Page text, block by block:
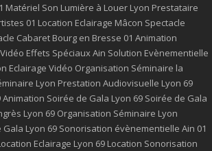
Matériel Son Lumière à Louer Lyon Prestataire
01 Location Eclairage Mâcon Spectacle
Cabaret Bourg en Bresse 01 Animation
Effets Spéciaux Ain Solution Evènementielle
Eclairage Vidéo Organisation Séminaire la
Lyon Prestation Audiovisuelle Lyon 69
Animation Soirée de Gala Lyon 69 Soirée de Gala
Lyon 69 Organisation Séminaire Lyon
Lyon 69 Sonorisation évènementielle Ain 01
Eclairage Lyon 69 Location Sonorisation